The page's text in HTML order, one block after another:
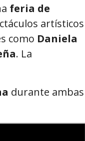
feria de
artísticos
como Daniela
. La
durante ambas